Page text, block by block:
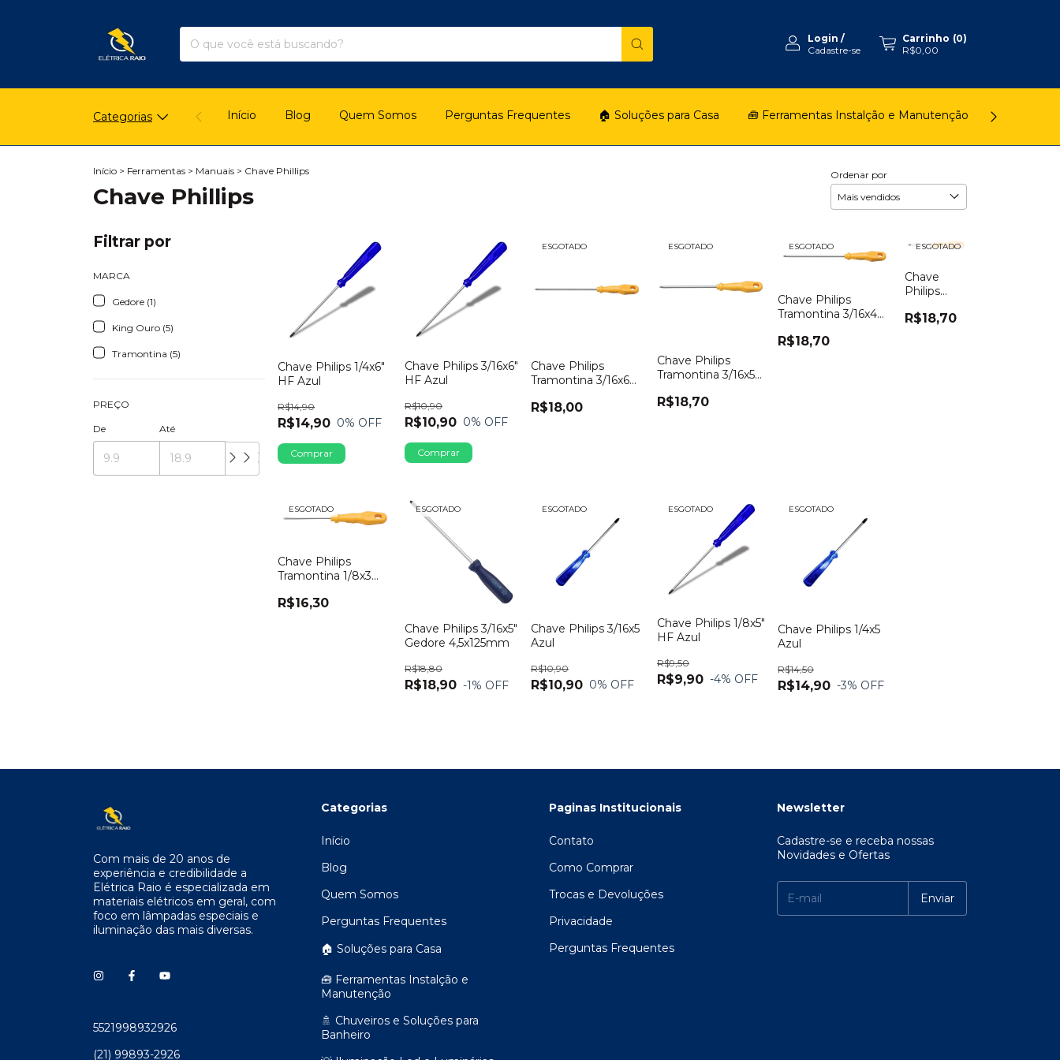
Login /
Cadastre-se
Carrinho (0)
R$0,00
Categorias Início Blog Quem Somos Perguntas Frequentes 🏠 Soluções para Casa 🧰 Ferramentas Instalção e Manutenção 🚿
Início > Ferramentas > Manuais > Chave Phillips
Chave Phillips
Ordenar por
Filtrar por
MARCA
Gedore (1)
King Ouro (5)
Tramontina (5)
PREÇO
De Até
Chave Philips 1/4x6"
HF Azul
R$14,90
R$14,90
0% OFF
Chave Philips 3/16x6"
HF Azul
R$10,90
R$10,90
0% OFF
ESGOTADO
Chave Philips
Tramontina 3/16x6
R$18,00
ESGOTADO
Chave Philips
Tramontina 3/16x5
R$18,70
ESGOTADO
Chave Philips
Tramontina 3/16x4
R$18,70
ESGOTADO
Chave
Philips
3/16x3
R$18,70
ESGOTADO
Chave Philips
Tramontina 1/8x3
R$16,30
ESGOTADO
Chave Philips 3/16x5"
Gedore 4,5x125mm
R$18,90
R$18,80
-1% OFF
ESGOTADO
Chave Philips 3/16x5
Azul
R$10,90
R$10,90
0% OFF
ESGOTADO
Chave Philips 1/8x5"
HF Azul
R$9,90
R$9,50
-4% OFF
ESGOTADO
Chave Philips 1/4x5
Azul
R$14,90
R$14,50
-3% OFF
Com mais de 20 anos de
experiência e credibilidade a
Elétrica Raio é especializada em
materiais elétricos em geral, com
foco em lâmpadas especiais e
iluminação das mais diversas.
5521998932926
(21) 99893-2926
Categorias
Início
Blog
Quem Somos
Perguntas Frequentes
🏠 Soluções para Casa
🧰 Ferramentas Instalção e
Manutenção
🚿 Chuveiros e Soluções para
Banheiro
Paginas Institucionais
Contato
Como Comprar
Trocas e Devoluções
Privacidade
Perguntas Frequentes
Newsletter
Cadastre-se e receba nossas
Novidades e Ofertas